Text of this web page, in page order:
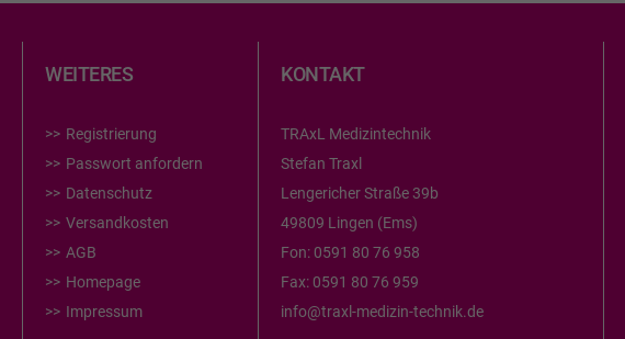
WEITERES
Registrierung
Passwort anfordern
Datenschutz
Versandkosten
AGB
Homepage
Impressum
KONTAKT
TRAxL Medizintechnik
Stefan Traxl
Lengericher Straße 39b
49809 Lingen (Ems)
Fon: 0591 80 76 958
Fax: 0591 80 76 959
info@traxl-medizin-technik.de